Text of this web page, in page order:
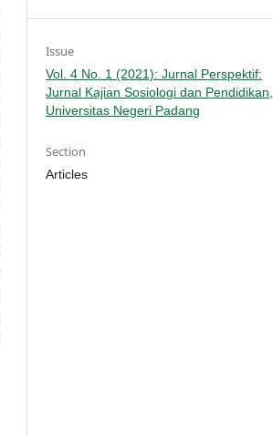
Issue
Vol. 4 No. 1 (2021): Jurnal Perspektif:
Jurnal Kajian Sosiologi dan Pendidikan,
Universitas Negeri Padang
Section
Articles